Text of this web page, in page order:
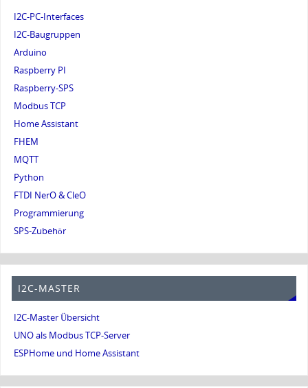
I2C-PC-Interfaces
I2C-Baugruppen
Arduino
Raspberry PI
Raspberry-SPS
Modbus TCP
Home Assistant
FHEM
MQTT
Python
FTDI NerO & CleO
Programmierung
SPS-Zubehör
I2C-MASTER
I2C-Master Übersicht
UNO als Modbus TCP-Server
ESPHome und Home Assistant